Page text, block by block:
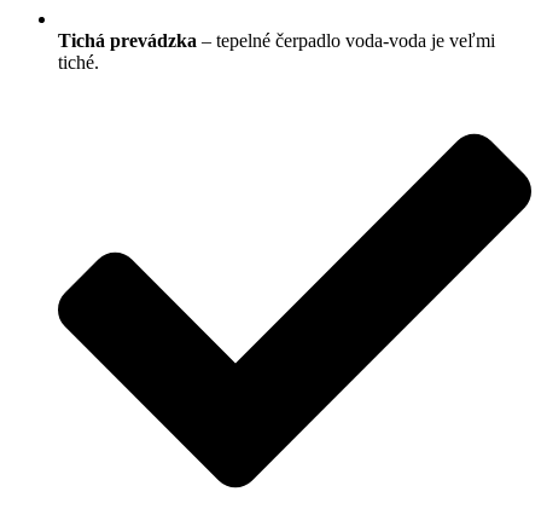
Tichá prevádzka – tepelné čerpadlo voda-voda je veľmi
tiché.